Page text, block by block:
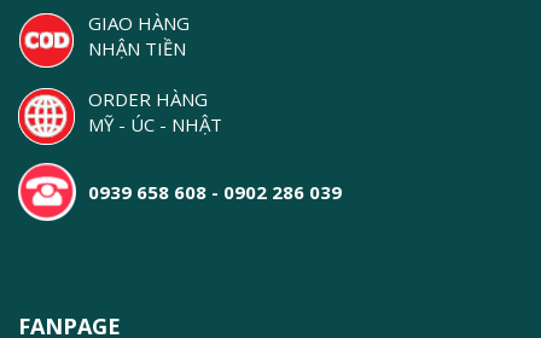
GIAO HÀNG
NHẬN TIỀN
ORDER HÀNG
MỸ - ÚC - NHẬT
0939 658 608 - 0902 286 039
FANPAGE